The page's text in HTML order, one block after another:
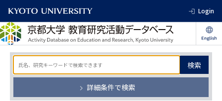
Login
検索
詳細条件で検索